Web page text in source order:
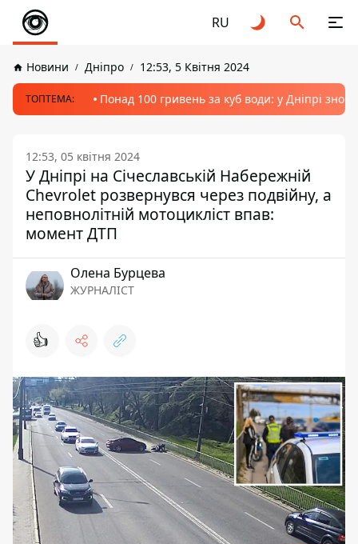
RU
Новини Дніпро 12:53, 5 Квітня 2024
ТОПТЕМА: Понад 100 гривень за куб води: у Дніпрі
12:53, 05 квітня 2024
У Дніпрі на Січеславській Набережній
Chevrolet розвернувся через подвійну, а
неповнолітній мотоцикліст впав:
момент ДТП
Олена Бурцева
ЖУРНАЛІСТ
👍